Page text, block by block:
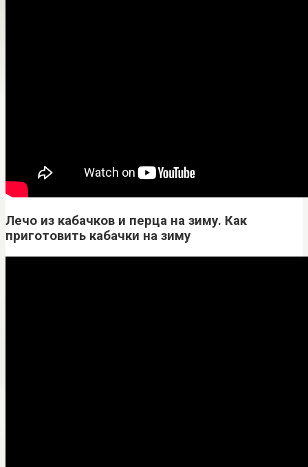
Лечо из кабачков и перца на зиму. Как
приготовить кабачки на зиму